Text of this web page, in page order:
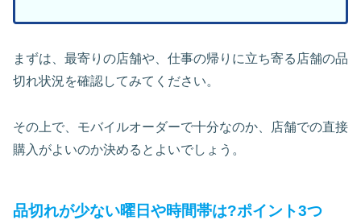
まずは、最寄りの店舗や、仕事の帰りに立ち寄る店舗の品
切れ状況を確認してみてください。
その上で、モバイルオーダーで十分なのか、店舗での直接
購入がよいのか決めるとよいでしょう。
品切れが少ない曜日や時間帯は?ポイント3つ